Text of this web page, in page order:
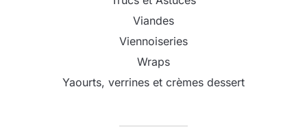
Viandes
Viennoiseries
Wraps
Yaourts, verrines et crèmes dessert